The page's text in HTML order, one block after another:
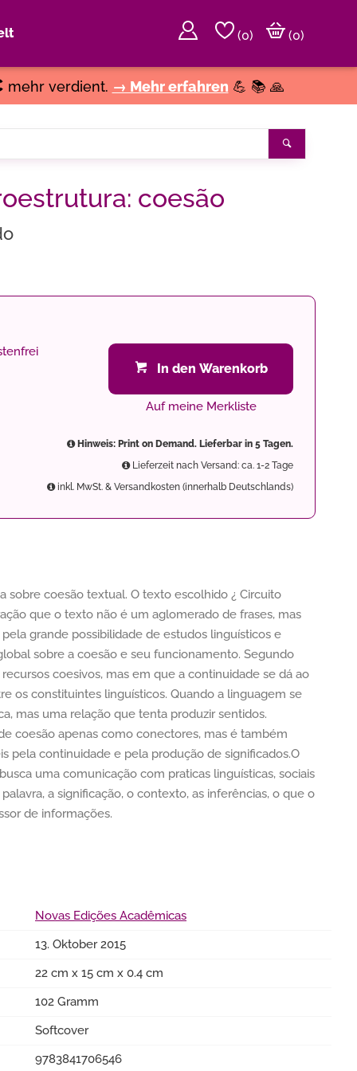
(0)
(0)
mehr verdient. → Mehr erfahren 💪 📚 🙏
coesão
In den Warenkorb
Auf meine Merkliste
Hinweis: Print on Demand. Lieferbar in 5 Tagen.
Lieferzeit nach Versand: ca. 1-2 Tage
inkl. MwSt. & Versandkosten (innerhalb Deutschlands)
sobre coesão textual. O texto escolhido ¿ Circuito
que o texto não é um aglomerado de frases, mas
grande possibilidade de estudos linguísticos e
sobre a coesão e seu funcionamento. Segundo
coesivos, mas em que a continuidade se dá ao
os constituintes linguísticos. Quando a linguagem se
mas uma relação que tenta produzir sentidos.
coesão apenas como conectores, mas é também
pela continuidade e pela produção de significados.O
uma comunicação com praticas linguísticas, sociais
a significação, o contexto, as inferências, o que o
de informações.
Novas Edições Acadêmicas
13. Oktober 2015
22 cm x 15 cm x 0.4 cm
102 Gramm
Softcover
9783841706546